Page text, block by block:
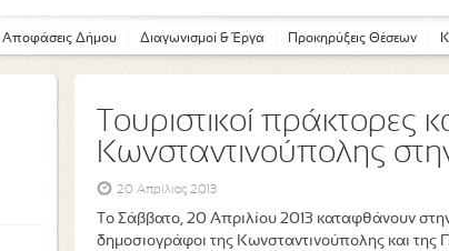
Αποφάσεις Δήμου Διαγωνισμοί & Έργα Προκηρύξεις Θέσεων
Τουριστικοί πράκτορες
Κωνσταντινούπολης
20 Απρίλιος 2013
Το Σάββατο, 20 Απριλίου 2013 καταφθάνουν
δημοσιογράφοι της Κωνσταντινούπολης και της